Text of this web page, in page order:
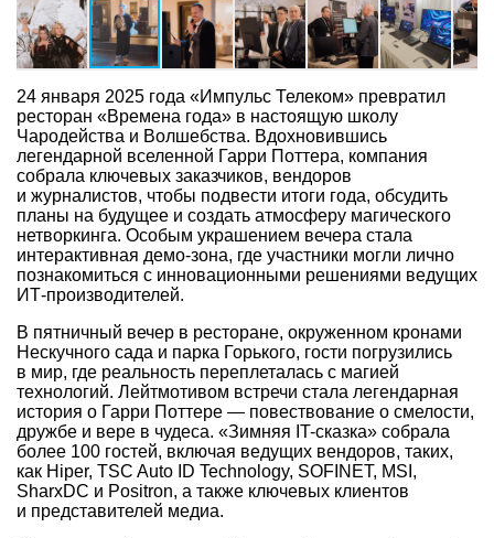
24 января 2025 года «Импульс Телеком» превратил
ресторан «Времена года» в настоящую школу
Чародейства и Волшебства. Вдохновившись
легендарной вселенной Гарри Поттера, компания
собрала ключевых заказчиков, вендоров
и журналистов, чтобы подвести итоги года, обсудить
планы на будущее и создать атмосферу магического
нетворкинга. Особым украшением вечера стала
интерактивная демо-зона, где участники могли лично
познакомиться с инновационными решениями ведущих
ИТ-производителей.
В пятничный вечер в ресторане, окруженном кронами
Нескучного сада и парка Горького, гости погрузились
в мир, где реальность переплеталась с магией
технологий. Лейтмотивом встречи стала легендарная
история о Гарри Поттере — повествование о смелости,
дружбе и вере в чудеса. «Зимняя IT-сказка» собрала
более 100 гостей, включая ведущих вендоров, таких,
как Hiper, TSC Auto ID Technology, SOFINET, MSI,
SharxDC и Positron, а также ключевых клиентов
и представителей медиа.